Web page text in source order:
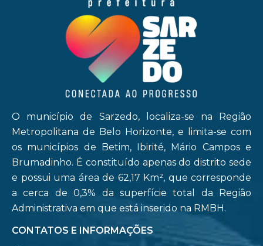
O município de Sarzedo, localiza-se na Região
Metropolitana de Belo Horizonte, e limita-se com
os municípios de Betim, Ibirité, Mário Campos e
Brumadinho. É constituído apenas do distrito sede
e possui uma área de 62,17 Km², que corresponde
a cerca de 0,3% da superfície total da Região
Administrativa em que está inserido na RMBH.
CONTATOS E INFORMAÇÕES